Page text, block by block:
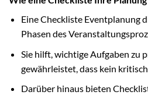
Eine Checkliste Eventplanung
Phasen des
Sie hilft, wichtige Aufgaben zu
gewährleistet, dass kein
Darüber hinaus bieten